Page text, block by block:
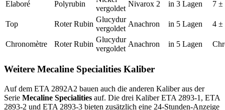
Elaboré Polyrubin
vergoldet
Nivarox 2 in 3 Lagen 7 ±
Top Roter Rubin
Glucydur
vergoldet
Anachron in 5 Lagen 4 ±
Chronomètre Roter Rubin
Glucydur
vergoldet
Anachron in 5 Lagen
Weitere Mecaline Specialities Kaliber
Auf dem ETA 2892A2 bauen auch die anderen Kaliber aus der
Serie Mecaline Specialities auf. Die drei Kaliber ETA 2893-1, ETA
2893-2 und ETA 2893-3 bieten zusätzlich eine 24-Stunden-Anzeige